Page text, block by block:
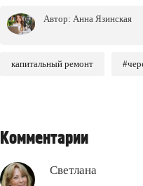
Автор: Анна Язинская
капитальный ремонт
Комментарии
Светлана